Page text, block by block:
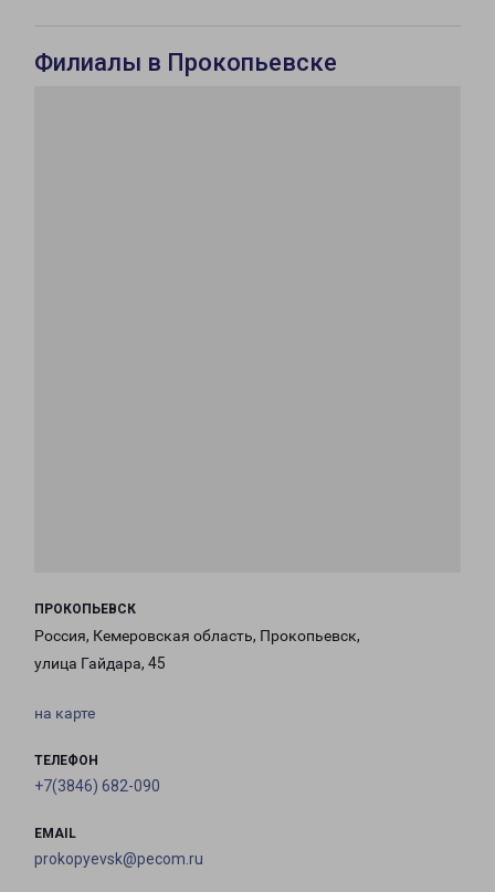
Филиалы в Прокопьевске
ПРОКОПЬЕВСК
Россия, Кемеровская область, Прокопьевск,
улица Гайдара, 45
на карте
ТЕЛЕФОН
+7(3846) 682-090
EMAIL
prokopyevsk@pecom.ru